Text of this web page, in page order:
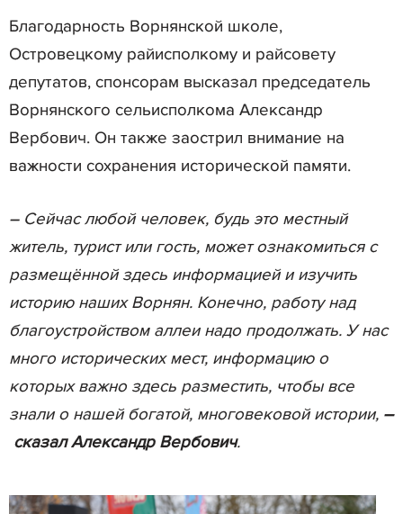
Благодарность Ворнянской школе,
Островецкому райисполкому и райсовету
депутатов, спонсорам высказал председатель
Ворнянского сельисполкома Александр
Вербович. Он также заострил внимание на
важности сохранения исторической памяти.
– Сейчас любой человек, будь это местный
житель, турист или гость, может ознакомиться с
размещённой здесь информацией и изучить
историю наших Ворнян. Конечно, работу над
благоустройством аллеи надо продолжать. У нас
много исторических мест, информацию о
которых важно здесь разместить, чтобы все
знали о нашей богатой, многовековой истории, –
сказал Александр Вербович.